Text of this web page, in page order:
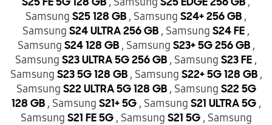
Samsung S25 128 GB , Samsung S24+ 256 GB ,
Samsung S24 ULTRA 256 GB , Samsung S24 FE ,
Samsung S24 128 GB , Samsung S23+ 5G 256 GB ,
Samsung S23 ULTRA 5G 256 GB , Samsung S23 FE ,
Samsung S23 5G 128 GB , Samsung S22+ 5G 128 GB ,
Samsung S22 ULTRA 5G 128 GB , Samsung S22 5G
128 GB , Samsung S21+ 5G , Samsung S21 ULTRA 5G ,
Samsung S21 FE 5G , Samsung S21 5G , Samsung